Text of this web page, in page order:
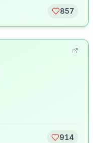
857
914